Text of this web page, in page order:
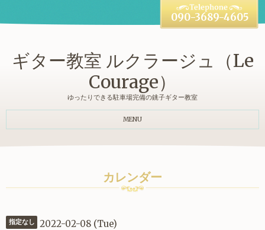
ギター教室 ルクラージュ（Le
Courage）
ゆったりできる駐車場完備の銚子ギター教室
090-3689-4605
MENU
カレンダー
指定なし 2022-02-08 (Tue)